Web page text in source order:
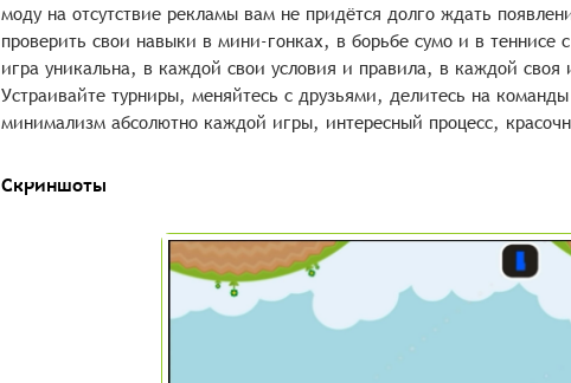
моду на отсутствие рекламы вам не придётся долго ждать
проверить свои навыки в мини-гонках, в борьбе сумо и в теннисе
игра уникальна, в каждой свои условия и правила, в каждой своя
Устраивайте турниры, меняйтесь с друзьями, делитесь на
минимализм абсолютно каждой игры, интересный процесс,
Скриншоты